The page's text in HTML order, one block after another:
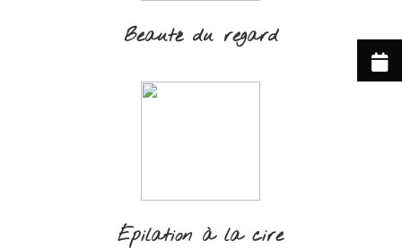
Beauté du regard
Épilation à la cire